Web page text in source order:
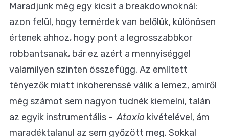
Maradjunk még egy kicsit a breakdownoknál:
azon felül, hogy temérdek van belőlük, különösen
értenek ahhoz, hogy pont a legrosszabbkor
robbantsanak, bár ez azért a mennyiséggel
valamilyen szinten összefügg. Az említett
tényezők miatt inkoherenssé válik a lemez, amiről
még számot sem nagyon tudnék kiemelni, talán
az egyik instrumentális -Ataxia kivételével, ám
maradéktalanul az sem győzött meg. Sokkal